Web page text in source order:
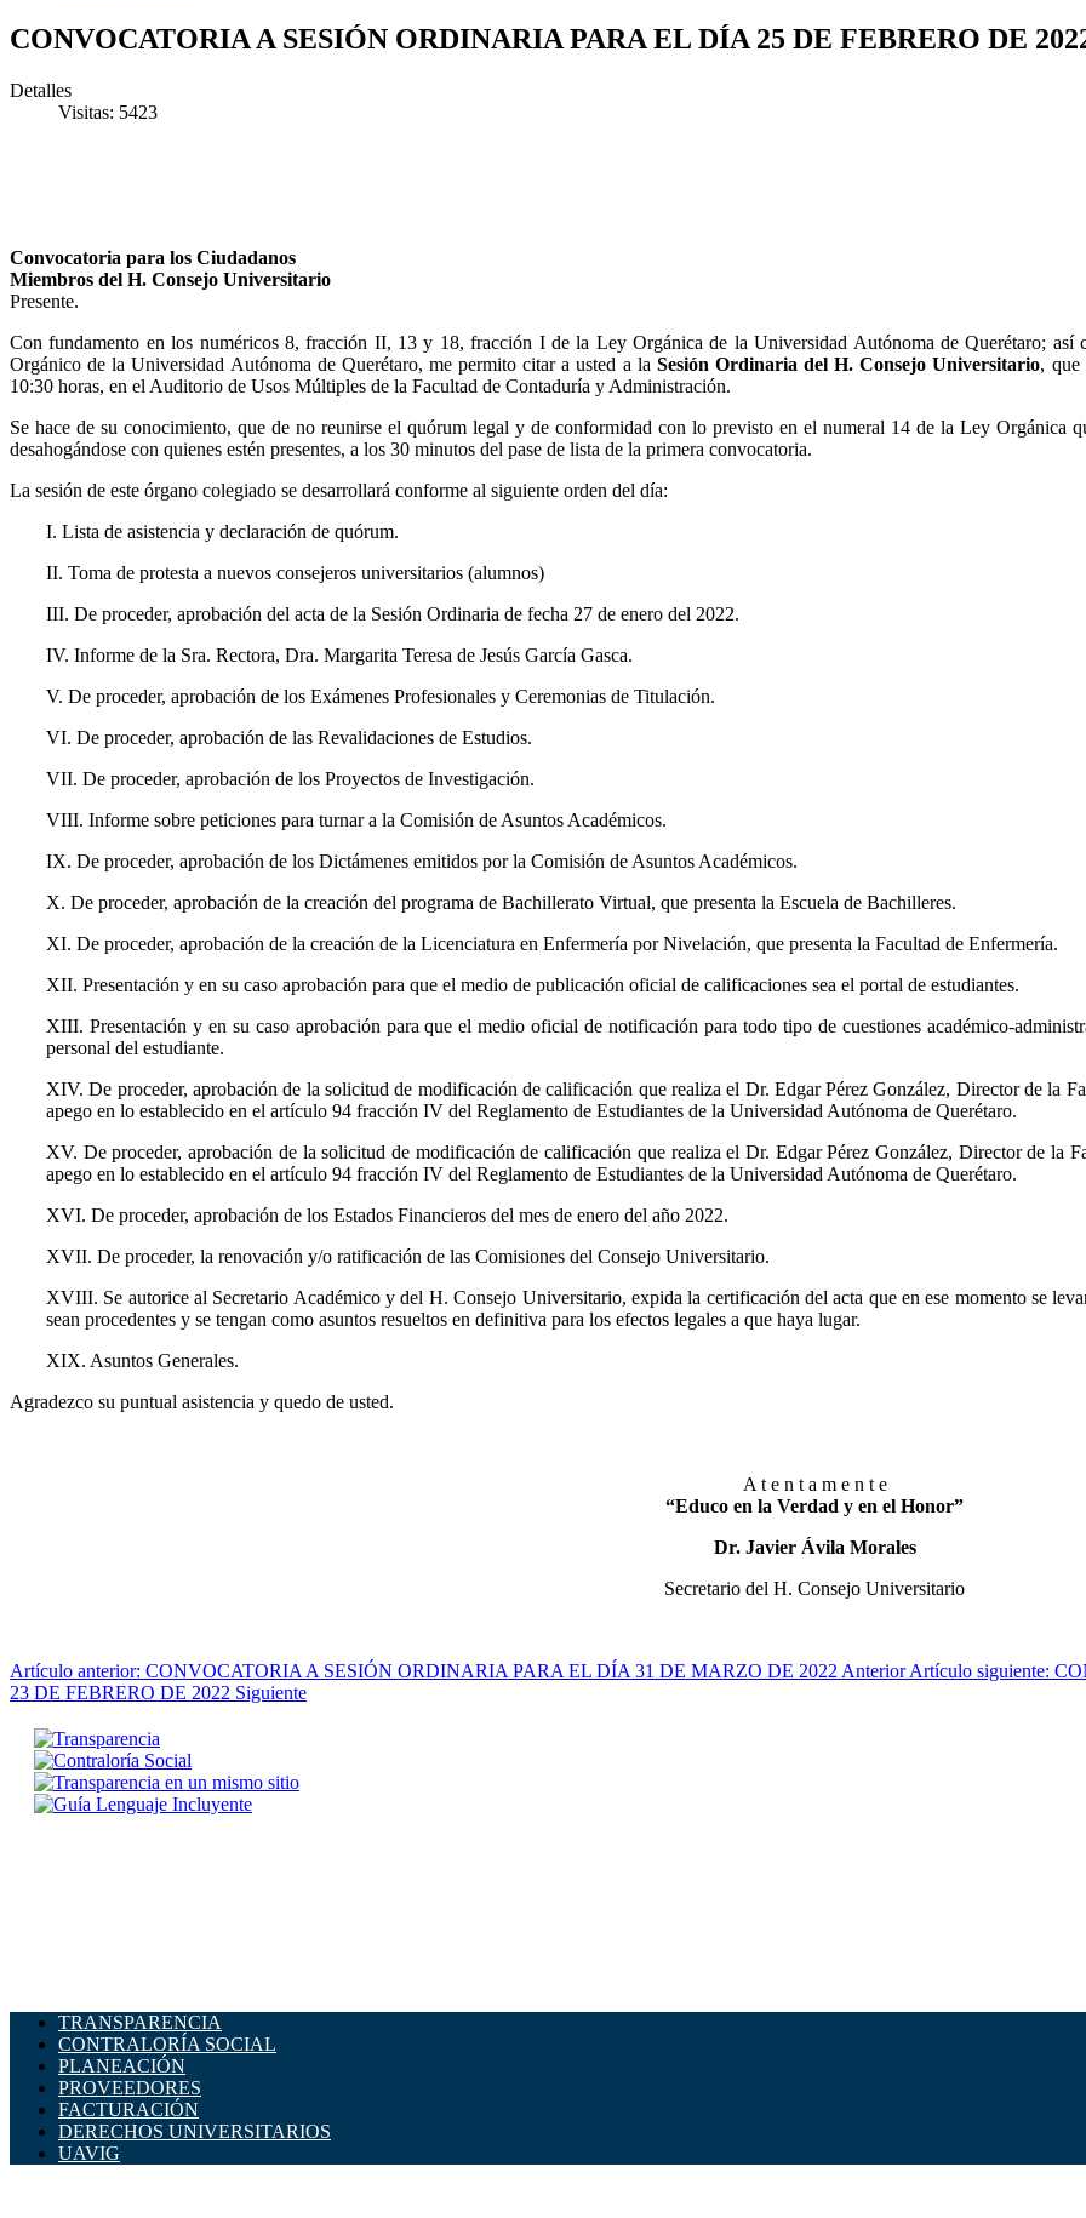
CONVOCATORIA A SESIÓN ORDINARIA PARA EL DÍA 25 DE FEBRERO DE
Detalles
Visitas: 5423
Convocatoria para los Ciudadanos
Miembros del H. Consejo Universitario
Presente.
Con fundamento en los numéricos 8, fracción II, 13 y 18, fracción I de la Ley Orgánica de la Universidad Autónoma de Querétaro;
Orgánico de la Universidad Autónoma de Querétaro, me permito citar a usted a la Sesión Ordinaria del H. Consejo Universitario, que
10:30 horas, en el Auditorio de Usos Múltiples de la Facultad de Contaduría y Administración.
Se hace de su conocimiento, que de no reunirse el quórum legal y de conformidad con lo previsto en el numeral 14 de la Ley Orgánica
desahogándose con quienes estén presentes, a los 30 minutos del pase de lista de la primera convocatoria.
La sesión de este órgano colegiado se desarrollará conforme al siguiente orden del día:
I. Lista de asistencia y declaración de quórum.
II. Toma de protesta a nuevos consejeros universitarios (alumnos)
III. De proceder, aprobación del acta de la Sesión Ordinaria de fecha 27 de enero del 2022.
IV. Informe de la Sra. Rectora, Dra. Margarita Teresa de Jesús García Gasca.
V. De proceder, aprobación de los Exámenes Profesionales y Ceremonias de Titulación.
VI. De proceder, aprobación de las Revalidaciones de Estudios.
VII. De proceder, aprobación de los Proyectos de Investigación.
VIII. Informe sobre peticiones para turnar a la Comisión de Asuntos Académicos.
IX. De proceder, aprobación de los Dictámenes emitidos por la Comisión de Asuntos Académicos.
X. De proceder, aprobación de la creación del programa de Bachillerato Virtual, que presenta la Escuela de Bachilleres.
XI. De proceder, aprobación de la creación de la Licenciatura en Enfermería por Nivelación, que presenta la Facultad de Enfermería.
XII. Presentación y en su caso aprobación para que el medio de publicación oficial de calificaciones sea el portal de estudiantes.
XIII. Presentación y en su caso aprobación para que el medio oficial de notificación para todo tipo de cuestiones académico-
personal del estudiante.
XIV. De proceder, aprobación de la solicitud de modificación de calificación que realiza el Dr. Edgar Pérez González, Director de la
apego en lo establecido en el artículo 94 fracción IV del Reglamento de Estudiantes de la Universidad Autónoma de Querétaro.
XV. De proceder, aprobación de la solicitud de modificación de calificación que realiza el Dr. Edgar Pérez González, Director de la
apego en lo establecido en el artículo 94 fracción IV del Reglamento de Estudiantes de la Universidad Autónoma de Querétaro.
XVI. De proceder, aprobación de los Estados Financieros del mes de enero del año 2022.
XVII. De proceder, la renovación y/o ratificación de las Comisiones del Consejo Universitario.
XVIII. Se autorice al Secretario Académico y del H. Consejo Universitario, expida la certificación del acta que en ese momento se
sean procedentes y se tengan como asuntos resueltos en definitiva para los efectos legales a que haya lugar.
XIX. Asuntos Generales.
Agradezco su puntual asistencia y quedo de usted.
A t e n t a m e n t e
“Educo en la Verdad y en el Honor”
Dr. Javier Ávila Morales
Secretario del H. Consejo Universitario
Artículo anterior: CONVOCATORIA A SESIÓN ORDINARIA PARA EL DÍA 31 DE MARZO DE 2022 Anterior Artículo siguiente:
23 DE FEBRERO DE 2022 Siguiente
TRANSPARENCIA
CONTRALORÍA SOCIAL
PLANEACIÓN
PROVEEDORES
FACTURACIÓN
DERECHOS UNIVERSITARIOS
UAVIG